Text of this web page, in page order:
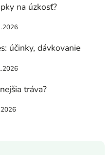
na úzkosť?
účinky, dávkovanie
tráva?